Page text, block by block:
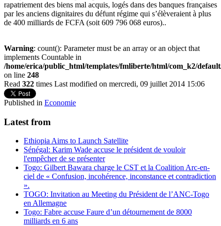
rapatriement des biens mal acquis, logés dans des banques françaises
par les anciens dignitaires du défunt régime qui s’élèveraient à plus
de 400 milliards de FCFA (soit 609 796 068 euros)..
Warning: count(): Parameter must be an array or an object that
implements Countable in
/home/erica/public_html/templates/fmliberte/html/com_k2/
on line 248
Read 322 times Last modified on mercredi, 09 juillet 2014 15:06
Published in Economie
Latest from
Ethiopia Aims to Launch Satellite
Sénégal: Karim Wade accuse le président de vouloir
l'empêcher de se présenter
Togo: Gilbert Bawara charge le CST et la Coalition Arc-en-
ciel de « Confusion, incohérence, inconstance et contradiction
».
TOGO: Invitation au Meeting du Président de l’ANC-Togo
en Allemagne
Togo: Fabre accuse Faure d’un détournement de 8000
milliards en 6 ans